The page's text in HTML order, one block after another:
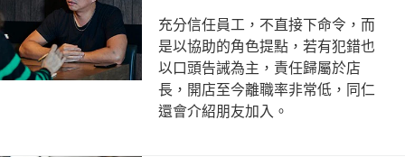
充分信任員工，不直接下命令，而
是以協助的角色提點，若有犯錯也
以口頭告誡為主，責任歸屬於店
長，開店至今離職率非常低，同仁
還會介紹朋友加入。